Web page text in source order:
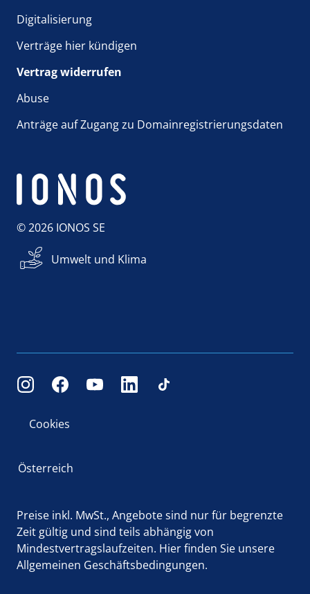
Digitalisierung
Verträge hier kündigen
Vertrag widerrufen
Abuse
Anträge auf Zugang zu Domainregistrierungsdaten
© 2026 IONOS SE
Umwelt und Klima
Cookies
Österreich
Preise inkl. MwSt., Angebote sind nur für begrenzte
Zeit gültig und sind teils abhängig von
Mindestvertragslaufzeiten. Hierfinden Sie unsere
Allgemeinen Geschäftsbedingungen.